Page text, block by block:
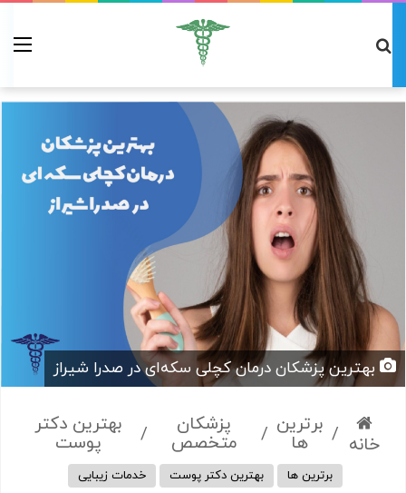
بهترین پزشکان درمان کچلی سکه‌ای در صدرا شیراز
خانه / برترین
ها / پزشکان
متخصص / بهترین دکتر
پوست
برترین ها بهترین دکتر پوست خدمات زیبایی